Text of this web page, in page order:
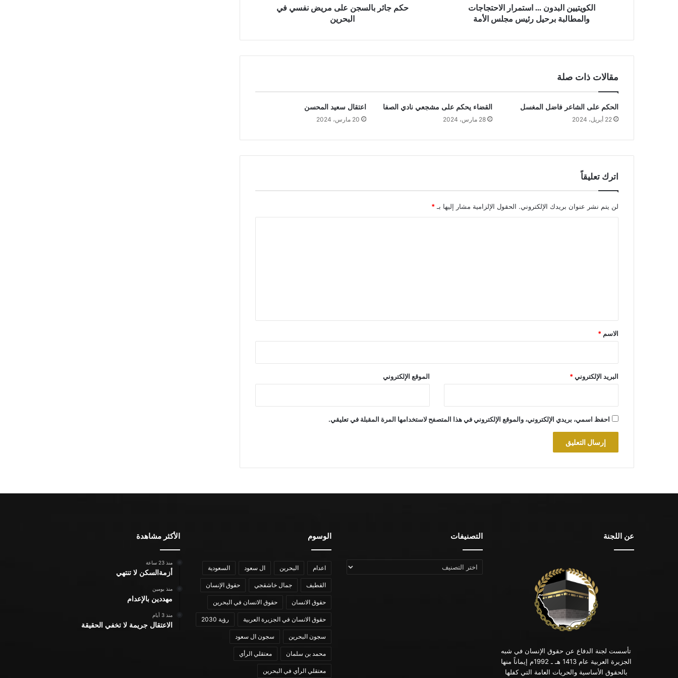
الكويتيين البدون ... استمرار الاحتجاجات
والمطالبة برحيل رئيس مجلس الأمة
‏حكم جائر بالسجن على مريض نفسي في
البحرين
مقالات ذات صلة
الحكم على الشاعر فاضل المغسل
22 أبريل، 2024
القضاء يحكم على مشجعي نادي الصفا
28 مارس، 2024
اعتقال سعيد المحسن
20 مارس، 2024
اترك تعليقاً
لن يتم نشر عنوان بريدك الإلكتروني. الحقول الإلزامية مشار إليها بـ *
*
الاسم *
البريد الإلكتروني* الموقع الإلكتروني
احفظ اسمي، بريدي الإلكتروني، والموقع الإلكتروني في هذا المتصفح لاستخدامها المرة المقبلة في تعليقي.
عن اللجنة
تأسست لجنة الدفاع عن حقوق الإنسان في شبه
الجزيرة العربية عام 1413 هـ ـ 1992م إيماناً منها
بالحقوق الأساسية والحريات العامة التي كفلها
التصنيفات
التصنيفات
الوسوم
اعدام البحرين ال سعود السعودية
القطيف جمال خاشقجي حقوق الإنسان
حقوق الانسان حقوق الانسان في البحرين
حقوق الانسان في الجزيرة العربية رؤية 2030
سجون البحرين سجون ال سعود
محمد بن سلمان معتقلي الرأي
معتقلي الرأي في البحرين
الأكثر مشاهدة
منذ 23 ساعة
أزمةالسكن لا تنتهي
منذ يومين
مهددين بالإعدام
منذ 3 أيام
الاعتقال جريمة لا تخفي الحقيقة